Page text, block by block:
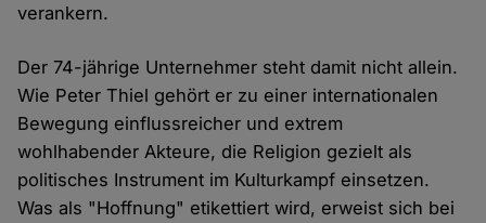
verankern.
Der 74-jährige Unternehmer steht damit nicht allein.
Wie Peter Thiel gehört er zu einer internationalen
Bewegung einflussreicher und extrem
wohlhabender Akteure, die Religion gezielt als
politisches Instrument im Kulturkampf einsetzen.
Was als "Hoffnung" etikettiert wird, erweist sich bei